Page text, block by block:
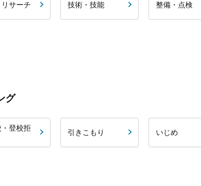
サーチ 技術・技能 整備・点検
グ
登校拒
引きこもり いじめ